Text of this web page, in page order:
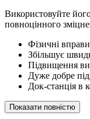
Використовуйте
повноцінного
Фізичні
Збільшує
Підвищення
Дуже добре
Док-станція в
Показати повністю